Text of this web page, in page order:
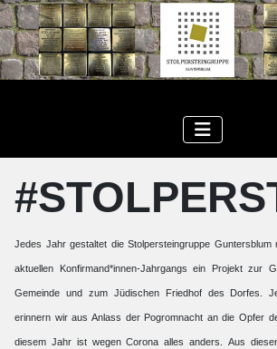
Jedes Jahr gestaltet die Stolpersteingruppe Guntersblum
aktuellen Konfirmand*innen-Jahrgangs ein Projekt zur
Gemeinde und zum Jüdischen Friedhof des Dorfes.
erinnern wir aus Anlass der Pogromnacht an die Opfer
diesem Jahr ist wegen Corona alles anders. Aus